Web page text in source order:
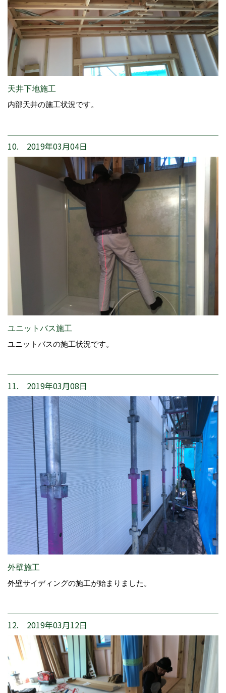
天井下地施工
内部天井の施工状況です。
10. 2019年03月04日
ユニットバス施工
ユニットバスの施工状況です。
11. 2019年03月08日
外壁施工
外壁サイディングの施工が始まりました。
12. 2019年03月12日